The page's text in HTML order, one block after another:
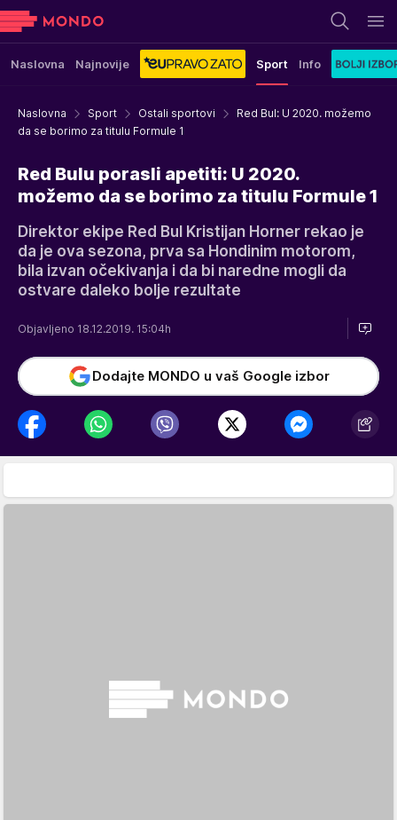
Naslovna Najnovije Sport Info
Naslovna Sport Ostali sportovi
Red Bul: U 2020. možemo
da se borimo za titulu Formule 1
Red Bulu porasli apetiti: U 2020.
možemo da se borimo za titulu Formule 1
Direktor ekipe Red Bul Kristijan Horner rekao je
da je ova sezona, prva sa Hondinim motorom,
bila izvan očekivanja i da bi naredne mogli da
ostvare daleko bolje rezultate
Objavljeno 18.12.2019. 15:04h
Dodajte MONDO u vaš Google izbor